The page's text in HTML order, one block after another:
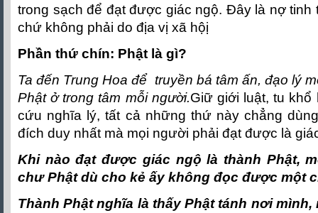
trong sạch để đạt được giác ngộ. Ðây là nợ tinh
chứ không phải do địa vị xã hộị
Phần thứ chín: Phật là gì?
Ta đến Trung Hoa để truyền bá tâm ấn, đạo lý
Phật ở trong tâm mỗi người.Giữ giới luật, tu khổ
cứu nghĩa lý, tất cả những thứ này chẳng
đích duy nhất mà mọi người phải đạt được là
Khi nào đạt được giác ngộ là thành Phật,
chư Phật dù cho kẻ ấy không đọc được một
Thành Phật nghĩa là thấy Phật tánh nơi